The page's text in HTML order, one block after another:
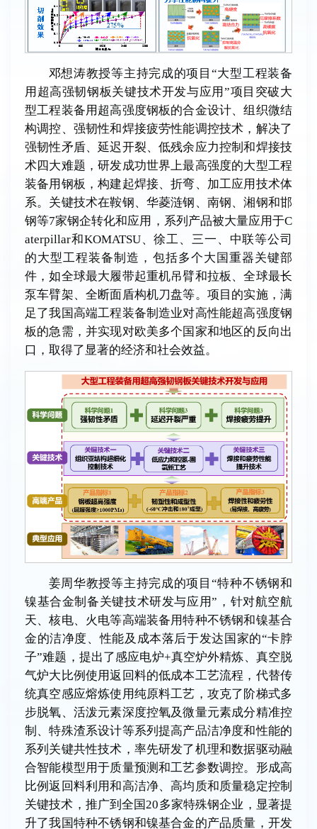
邓想涛教授等主持完成的项目“大型工程装备
用超高强韧钢板关键技术开发与应用”项目突破大
型工程装备用超高强度钢板的合金设计、组织微结
构调控、强韧性和焊接疲劳性能调控技术，解决了
强韧性矛盾、延迟开裂、低残余应力控制和焊接技
术四大难题，研发成功世界上最高强度的大型工程
装备用钢板，构建起焊接、折弯、加工应用技术体
系。关键技术在鞍钢、华菱涟钢、南钢、湘钢和邯
钢等7家钢企转化和应用，系列产品被大量应用于C
aterpillar和KOMATSU、徐工、三一、中联等公司
的大型工程装备制造，包括多个大国重器关键部
件，如全球最大履带起重机吊臂和拉板、全球最长
泵车臂架、全断面盾构机刀盘等。项目的实施，满
足了我国高端工程装备制造业对高性能超高强度钢
板的急需，并实现对欧美多个国家和地区的反向出
口，取得了显著的经济和社会效益。
姜周华教授等主持完成的项目“特种不锈钢和
镍基合金制备关键技术研发与应用”，针对航空航
天、核电、火电等高端装备用特种不锈钢和镍基合
金的洁净度、性能及成本落后于发达国家的“卡脖
子”难题，提出了感应电炉+真空炉外精炼、真空脱
气炉大比例使用返回料的低成本工艺流程，代替传
统真空感应熔炼使用纯原料工艺，攻克了阶梯式多
步脱氧、活泼元素深度控氧及微量元素成分精准控
制、特殊渣系设计等系列提高产品洁净度和性能的
系列关键共性技术，率先研发了机理和数据驱动融
合智能模型用于质量预测和工艺参数调控。形成高
比例返回料利用和高洁净、高均质和质量稳定控制
关键技术，推广到全国20多家特殊钢企业，显著提
升了我国特种不锈钢和镍基合金的产品质量，开发